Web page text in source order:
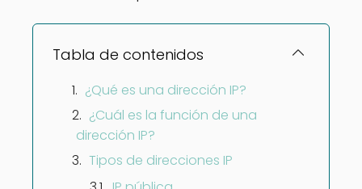
Tabla de contenidos
¿Qué es una dirección IP?
¿Cuál es la función de una
dirección IP?
Tipos de direcciones IP